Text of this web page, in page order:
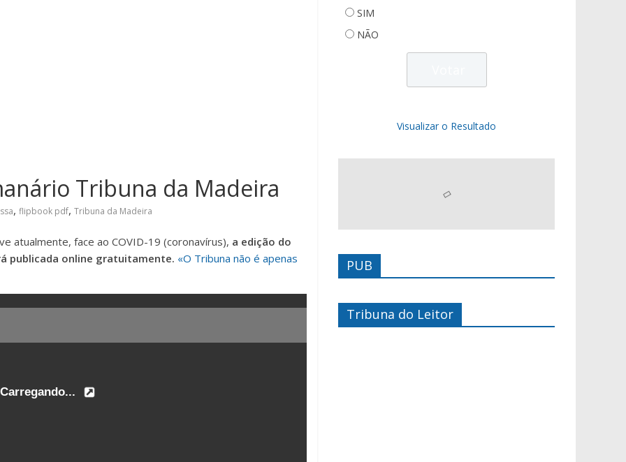
Tribuna da Madeira
, flipbook pdf, Tribuna da Madeira
atualmente, face ao COVID-19 (coronavírus), a edição do
publicada online gratuitamente. «O Tribuna não é apenas
SIM
NÃO
Visualizar o Resultado
PUB
Tribuna do Leitor